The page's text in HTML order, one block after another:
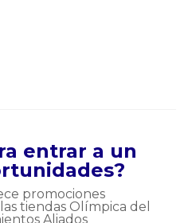
entrar a un
promociones
tiendas Olímpica del
Aliados